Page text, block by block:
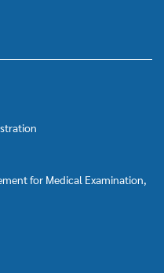
for Medical Examination,